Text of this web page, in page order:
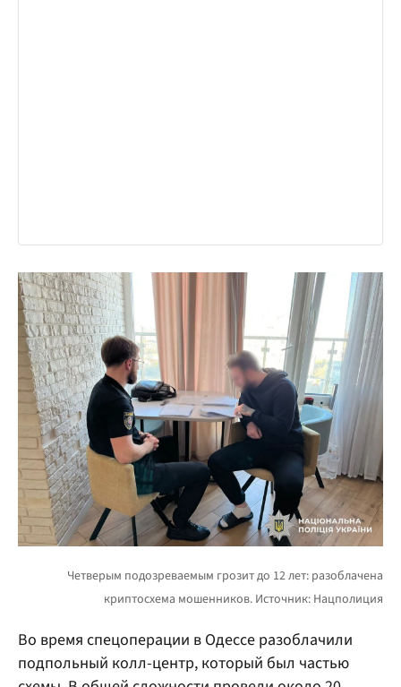
Во время спецоперации в Одессе разоблачили
подпольный колл-центр, который был частью